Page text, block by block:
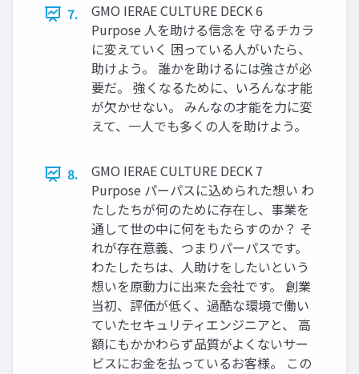
7.
GMO IERAE CULTURE DECK 6
Purpose 人を助ける信念を 守るチカラ
に変えていく 困っている人がいたら、
助けよう。 誰かを助けるには強さが必
要だ。 強くなるために、いろんな才能
が欠かせない。 みんなの才能を力に変
えて、一人でも多くの人を助けよう。
8.
GMO IERAE CULTURE DECK 7
Purpose パーパスに込められた想い わ
たしたちが何のために存在し、事業を
通して世の中に何をもたらすのか？ そ
れが存在意義、つまりパーパスです。
わたしたちは、人助けをしたいという
想いを原動力に出来た会社です。 創業
当初、評価が低く、過酷な環境で働い
ていたセキュリティエンジニアと、 高
額にもかかわらず品質がよくないサー
ビスにお金を払っているお客様。 この